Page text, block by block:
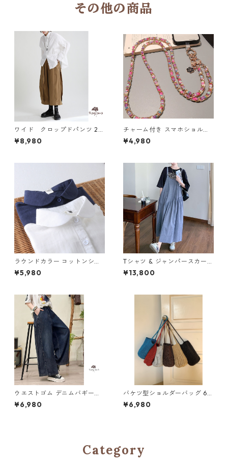
その他の商品
ワイド クロップドパンツ 2c
ol N PA076
¥8,980
チャーム付き スマホショルダ
ーストラップ 5col H 260122
¥4,980
ラウンドカラー コットンシャ
ツ 2col N BR092
¥5,980
Tシャツ & ジャンパースカート
セットアップ M 250310
¥13,800
ウエストゴム デニムバギーパ
ンツ 2col Y 260027
¥6,980
バケツ型ショルダーバッグ 6c
ol H 260109
¥6,980
Category